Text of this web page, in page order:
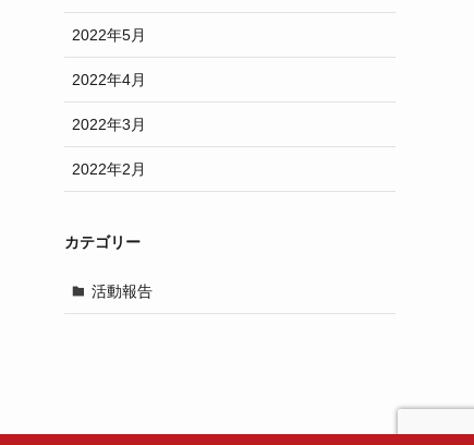
2022年5月
2022年4月
2022年3月
2022年2月
カテゴリー
活動報告